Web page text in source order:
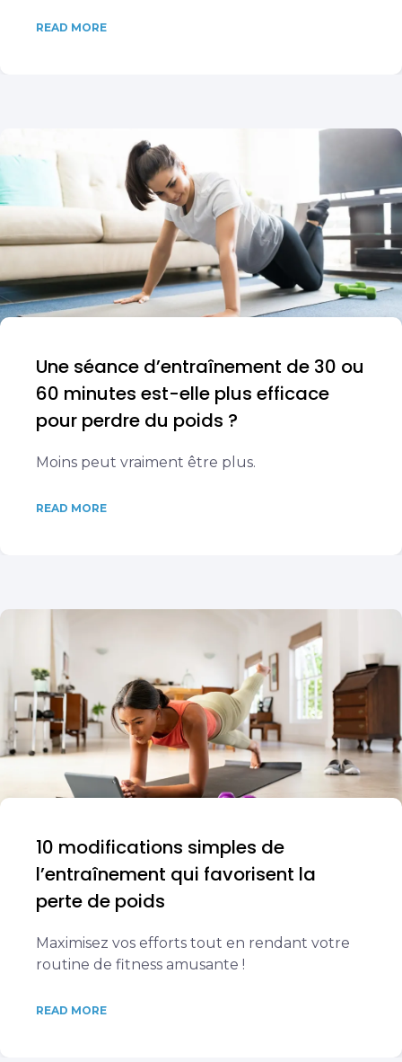
READ MORE
Une séance d’entraînement de 30 ou
60 minutes est-elle plus efficace
pour perdre du poids ?
Moins peut vraiment être plus.
READ MORE
10 modifications simples de
l’entraînement qui favorisent la
perte de poids
Maximisez vos efforts tout en rendant votre
routine de fitness amusante !
READ MORE